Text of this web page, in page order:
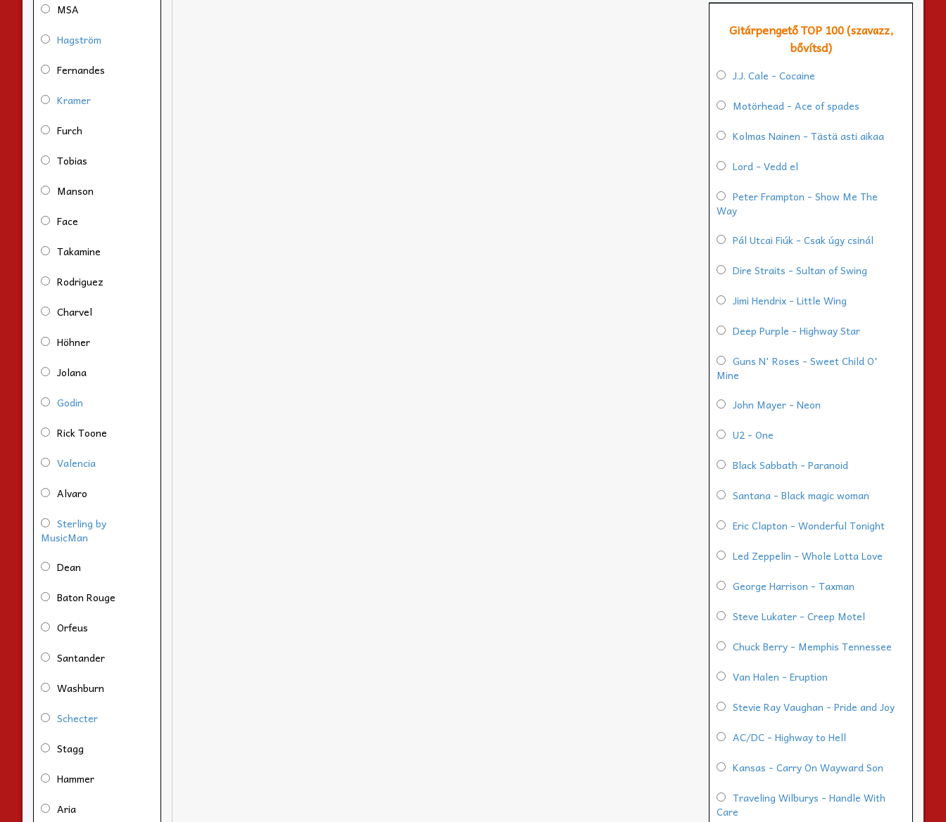
MSA
Hagström
Fernandes
Kramer
Furch
Tobias
Manson
Face
Takamine
Rodriguez
Charvel
Höhner
Jolana
Godin
Rick Toone
Valencia
Alvaro
Sterling by
MusicMan
Dean
Baton Rouge
Orfeus
Santander
Washburn
Schecter
Stagg
Hammer
Aria
Gitárpengető TOP 100 (szavazz,
bővítsd)
J.J. Cale - Cocaine
Motörhead - Ace of spades
Kolmas Nainen - Tästä asti aikaa
Lord - Vedd el
Peter Frampton - Show Me The
Way
Pál Utcai Fiúk - Csak úgy csinál
Dire Straits - Sultan of Swing
Jimi Hendrix - Little Wing
Deep Purple - Highway Star
Guns N' Roses - Sweet Child O'
Mine
John Mayer - Neon
U2 - One
Black Sabbath - Paranoid
Santana - Black magic woman
Eric Clapton - Wonderful Tonight
Led Zeppelin - Whole Lotta Love
George Harrison - Taxman
Steve Lukater - Creep Motel
Chuck Berry - Memphis Tennessee
Van Halen - Eruption
Stevie Ray Vaughan - Pride and Joy
AC/DC - Highway to Hell
Kansas - Carry On Wayward Son
Traveling Wilburys - Handle With
Care